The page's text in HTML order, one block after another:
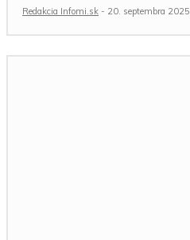
Redakcia Infomi.sk - 20. septembra 2025